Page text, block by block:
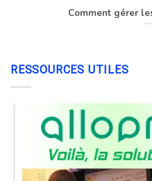
Comment gérer
RESSOURCES UTILES